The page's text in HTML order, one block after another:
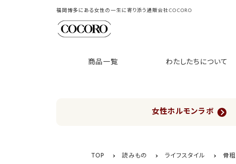
福岡博多にある女性の一生に寄り添う通販会社COCORO
商品一覧 わたしたちについて
女性ホルモンラボ
TOP 読みもの ライフスタイル 骨